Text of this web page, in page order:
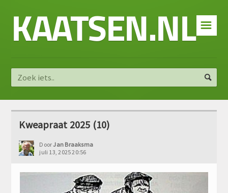
☰
KAATSEN.NL
Kweapraat 2025 (10)
DoorJan Braaksma
juli 13, 2025 20:56